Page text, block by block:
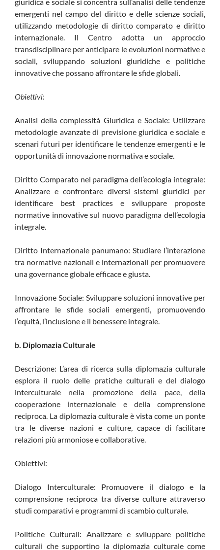
emergenti nel campo del diritto e delle scienze sociali,
utilizzando metodologie di diritto comparato e diritto
internazionale. Il Centro adotta un approccio
transdisciplinare per anticipare le evoluzioni normative e
sociali, sviluppando soluzioni giuridiche e politiche
innovative che possano affrontare le sfide globali.
Obiettivi:
Analisi della complessità Giuridica e Sociale: Utilizzare
metodologie avanzate di previsione giuridica e sociale e
scenari futuri per identificare le tendenze emergenti e le
opportunità di innovazione normativa e sociale.
Diritto Comparato nel paradigma dell’ecologia integrale:
Analizzare e confrontare diversi sistemi giuridici per
identificare best practices e sviluppare proposte
normative innovative sul nuovo paradigma dell’ecologia
integrale.
Diritto Internazionale panumano: Studiare l’interazione
tra normative nazionali e internazionali per promuovere
una governance globale efficace e giusta.
Innovazione Sociale: Sviluppare soluzioni innovative per
affrontare le sfide sociali emergenti, promuovendo
l’equità, l’inclusione e il benessere integrale.
b. Diplomazia Culturale
Descrizione: L’area di ricerca sulla diplomazia culturale
esplora il ruolo delle pratiche culturali e del dialogo
interculturale nella promozione della pace, della
cooperazione internazionale e della comprensione
reciproca. La diplomazia culturale è vista come un ponte
tra le diverse nazioni e culture, capace di facilitare
relazioni più armoniose e collaborative.
Obiettivi:
Dialogo Interculturale: Promuovere il dialogo e la
comprensione reciproca tra diverse culture attraverso
studi comparativi e programmi di scambio culturale.
Politiche Culturali: Analizzare e sviluppare politiche
culturali che supportino la diplomazia culturale come